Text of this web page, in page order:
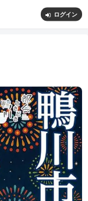
ログイン